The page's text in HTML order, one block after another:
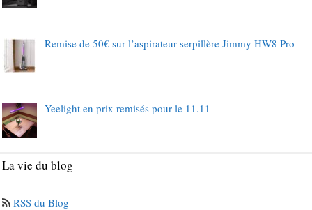
Remise de 50€ sur l’aspirateur-serpillère Jimmy HW8 Pro
Yeelight en prix remisés pour le 11.11
La vie du blog
RSS du Blog